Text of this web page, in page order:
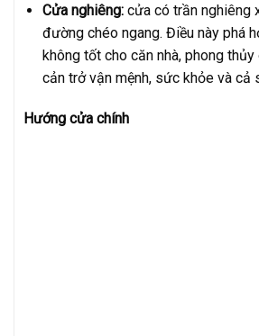
Cửa nghiêng:cửa có trần nghiêng
đường chéo ngang. Điều này phá
không tốt cho căn nhà, phong
cản trở vận mệnh, sức khỏe và cả
Hướng cửa chính